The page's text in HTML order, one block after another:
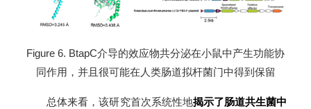
Figure 6. BtapC介导的效应物共分泌在小鼠中产生功能协
同作用，并且很可能在人类肠道拟杆菌门中得到保留
总体来看，该研究首次系统性地揭示了肠道共生菌中